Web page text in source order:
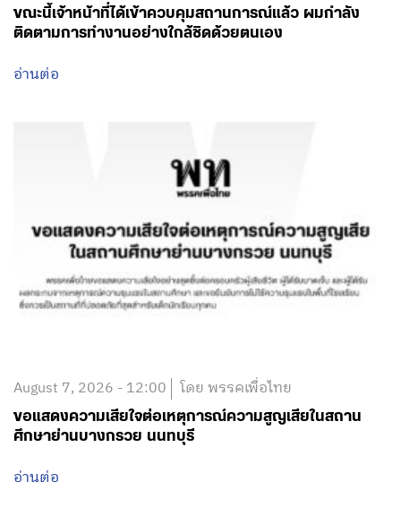
ขณะนี้เจ้าหน้าที่ได้เข้าควบคุมสถานการณ์แล้ว ผมกำลัง
ติดตามการทำงานอย่างใกล้ชิดด้วยตนเอง
อ่านต่อ
August 7, 2026 - 12:00 โดย พรรคเพื่อไทย
ขอแสดงความเสียใจต่อเหตุการณ์ความสูญเสียในสถาน
ศึกษาย่านบางกรวย นนทบุรี
อ่านต่อ